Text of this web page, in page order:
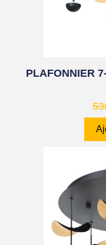
PLAFONNIER